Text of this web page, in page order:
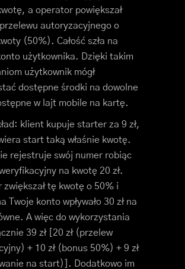
a operator powiększał
autoryzacyjnego o
(50%). Całość szła na
użytkownika. Dzięki takim
użytkownik mógł
dostępne środki na dowolne
w lajt mobile na kartę.
klient kupuje starter za 9 zł,
start taką właśnie kwotę.
rejestruje swój numer robiąc
na kwotę 20 zł.
zwiększał tę kwotę o 50% i
Twoje konto wpływało 30 zł na
A więc do wykorzystania
39 zł [20 zł (przelew
+ 10 zł (bonus 50%) + 9 zł
na start)]. Dodatkowo im